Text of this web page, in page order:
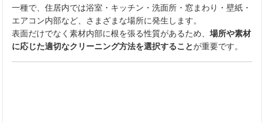
一種で、住居内では浴室・キッチン・洗面所・窓まわり・壁紙・
エアコン内部など、さまざまな場所に発生します。
表面だけでなく素材内部に根を張る性質があるため、 場所や素材
に応じた適切なクリーニング方法を選択することが重要です。